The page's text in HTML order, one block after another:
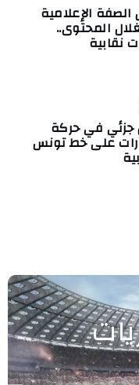
الصفة الإعلامية
المحتوى..
نقابية
في حركة
على خط تونس